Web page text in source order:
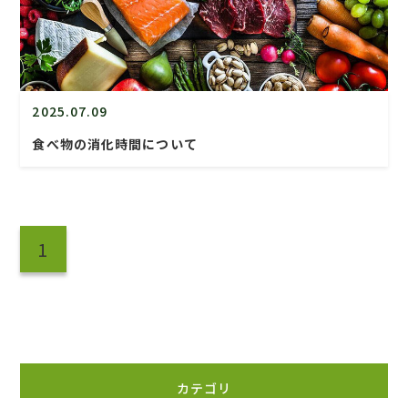
2025.07.09
食べ物の消化時間について
1
カテゴリ